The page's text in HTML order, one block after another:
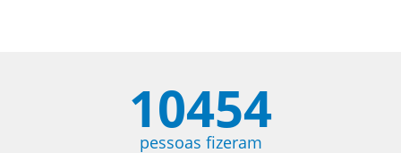
10454
pessoas fizeram